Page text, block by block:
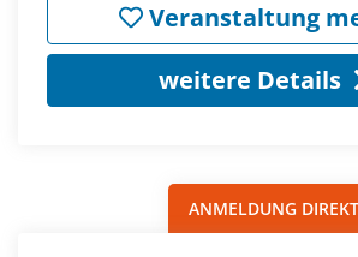
Veranstaltung
weitere Details
ANMELDUNG